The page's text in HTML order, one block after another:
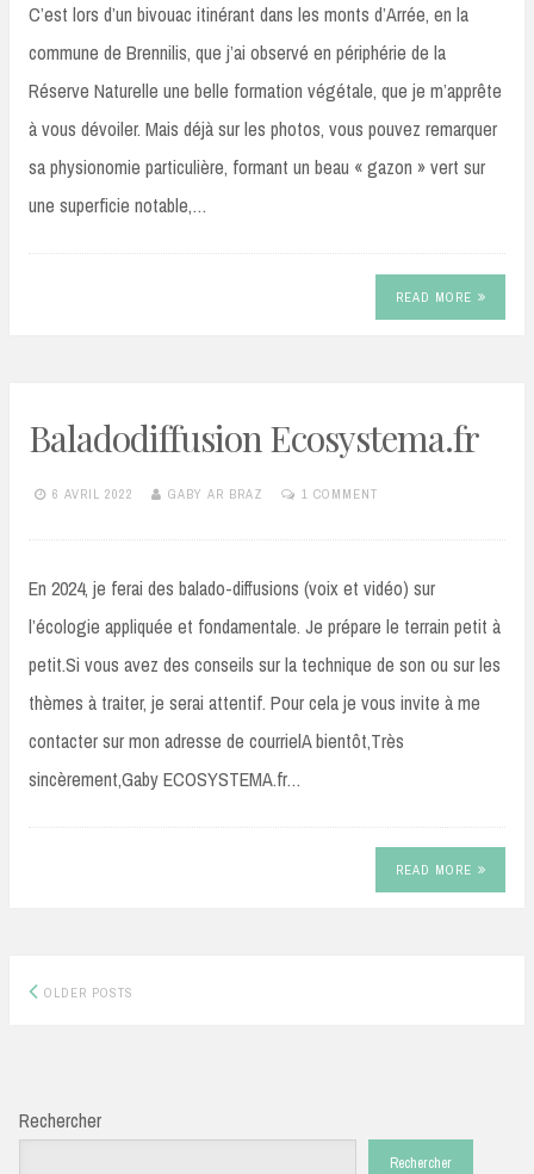
C’est lors d’un bivouac itinérant dans les monts d’Arrée, en la
commune de Brennilis, que j’ai observé en périphérie de la
Réserve Naturelle une belle formation végétale, que je m’apprête
à vous dévoiler. Mais déjà sur les photos, vous pouvez remarquer
sa physionomie particulière, formant un beau « gazon » vert sur
une superficie notable,…
READ MORE
Baladodiffusion Ecosystema.fr
6 AVRIL 2022 GABY AR BRAZ 1 COMMENT
En 2024, je ferai des balado-diffusions (voix et vidéo) sur
l’écologie appliquée et fondamentale. Je prépare le terrain petit à
petit.Si vous avez des conseils sur la technique de son ou sur les
thèmes à traiter, je serai attentif. Pour cela je vous invite à me
contacter sur mon adresse de courrielA bientôt,Très
sincèrement,Gaby ECOSYSTEMA.fr…
READ MORE
Posts
OLDER POSTS
Rechercher
Rechercher